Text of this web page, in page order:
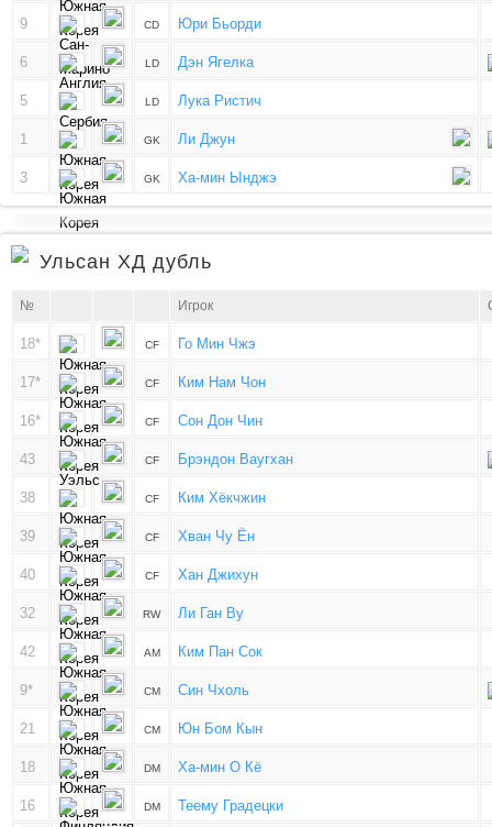
9 CD Юри Бьорди
6 LD Дэн Ягелка
5 LD Лука Ристич
1 GK Ли Джун
3 GK Ха-мин Ынджэ
Ульсан ХД дубль
№ Игрок
18* CF Го Мин Чжэ
17* CF Ким Нам Чон
16* CF Сон Дон Чин
43 CF Брэндон Ваугхан
38 CF Ким Хёкчжин
39 CF Хван Чу Ён
40 CF Хан Джихун
32 RW Ли Ган Ву
42 AM Ким Пан Сок
9* CM Син Чхоль
21 CM Юн Бом Кын
18 DM Ха-мин О Кё
16 DM Теему Градецки